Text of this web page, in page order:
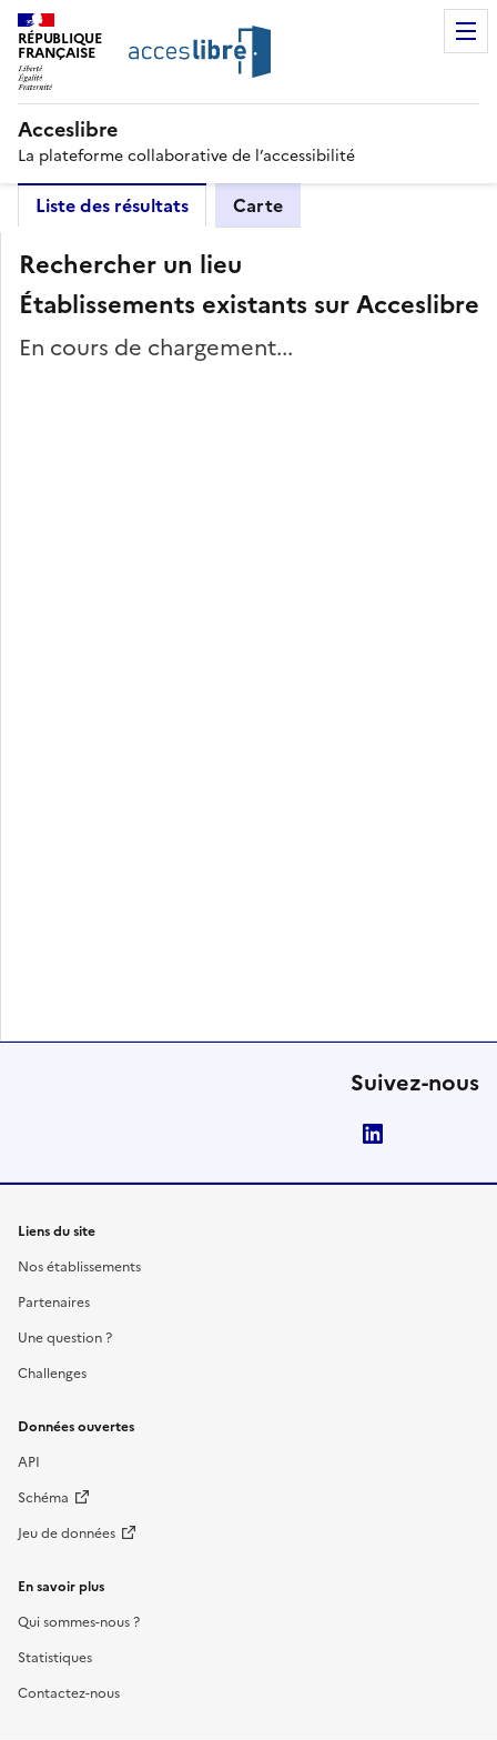
RÉPUBLIQUE
FRANÇAISE
Acceslibre
La plateforme collaborative de l’accessibilité
Liste des résultats Carte
Rechercher un lieu
Établissements existants sur Acceslibre
En cours de chargement...
Suivez-nous
Liens du site
Nos établissements
Partenaires
Une question ?
Challenges
Données ouvertes
API
Schéma
Jeu de données
En savoir plus
Qui sommes-nous ?
Statistiques
Contactez-nous